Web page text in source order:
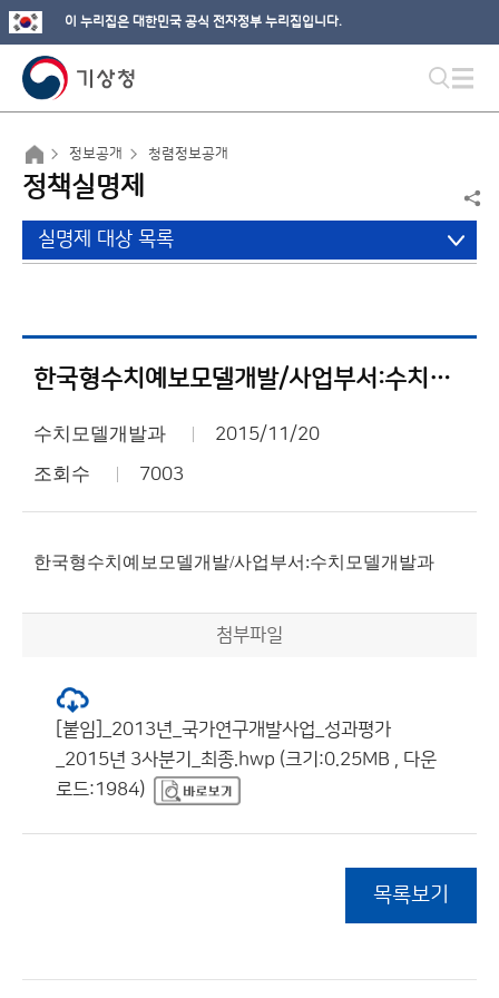
이 누리집은 대한민국 공식 전자정부 누리집입니다.
정보공개 청렴정보공개
정책실명제
실명제 대상 목록
한국형수치예보모델개발/사업부서:수치모델개발과
수치모델개발과 2015/11/20
조회수 7003
한국형수치예보모델개발/사업부서:수치모델개발과
첨부파일
[붙임]_2013년_국가연구개발사업_성과평가
_2015년 3사분기_최종.hwp (크기:0.25MB , 다운
로드:1984)
목록보기